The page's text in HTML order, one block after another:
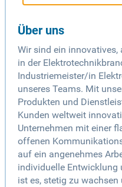
Über uns
Wir sind ein innovatives,
in der
Industriemeister/in
unseres Teams. Mit
Produkten und
Kunden weltweit
Unternehmen mit einer
offenen
auf ein angenehmes
individuelle Entwicklung
ist es, stetig zu